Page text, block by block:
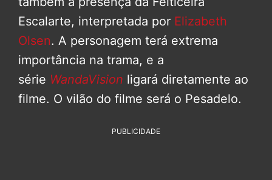
Escalarte, interpretada por Elizabeth
Olsen. A personagem terá extrema
importância na trama, e a
série WandaVision ligará diretamente ao
filme. O vilão do filme será o Pesadelo.
PUBLICIDADE